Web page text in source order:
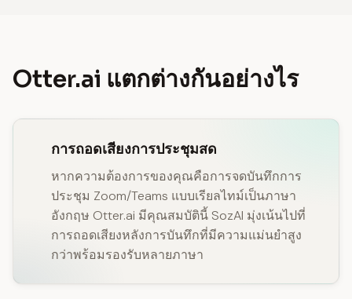
Otter.ai แตกต่างกันอย่างไร
การถอดเสียงการประชุมสด
หากความต้องการของคุณคือการจดบันทึกการ
ประชุม Zoom/Teams แบบเรียลไทม์เป็นภาษา
อังกฤษ Otter.ai มีคุณสมบัตินี้ SozAI มุ่งเน้นไปที่
การถอดเสียงหลังการบันทึกที่มีความแม่นยำสูง
กว่าพร้อมรองรับหลายภาษา